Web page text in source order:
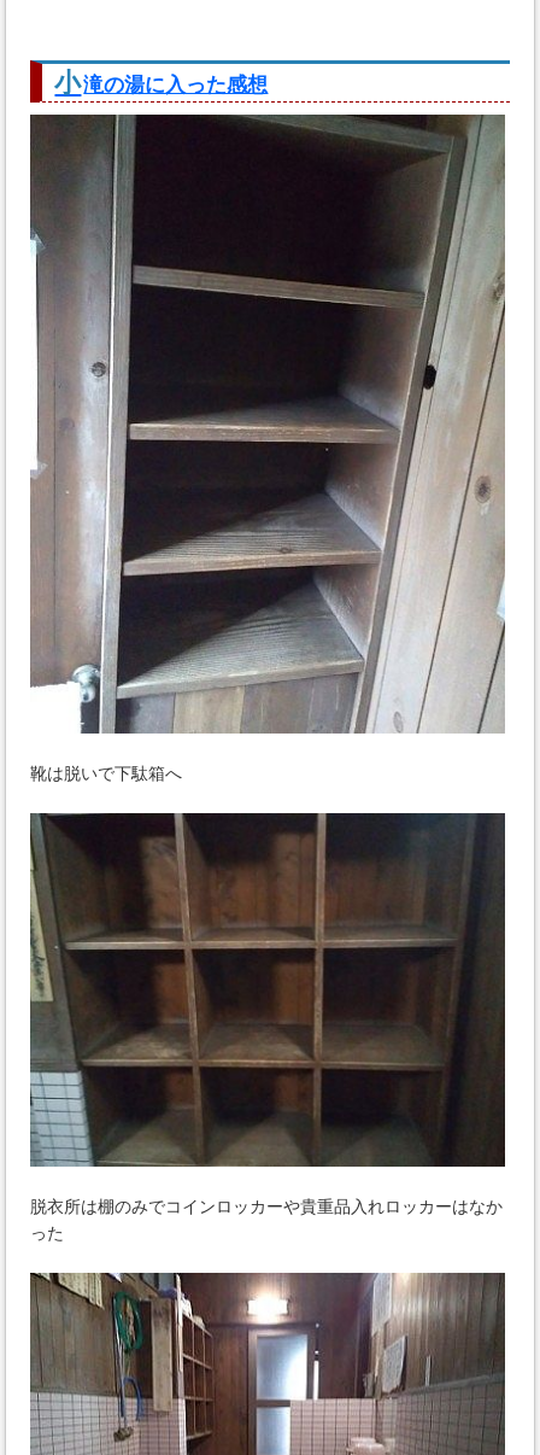
小滝の湯に入った感想
靴は脱いで下駄箱へ
脱衣所は棚のみでコインロッカーや貴重品入れロッカーはなか
った